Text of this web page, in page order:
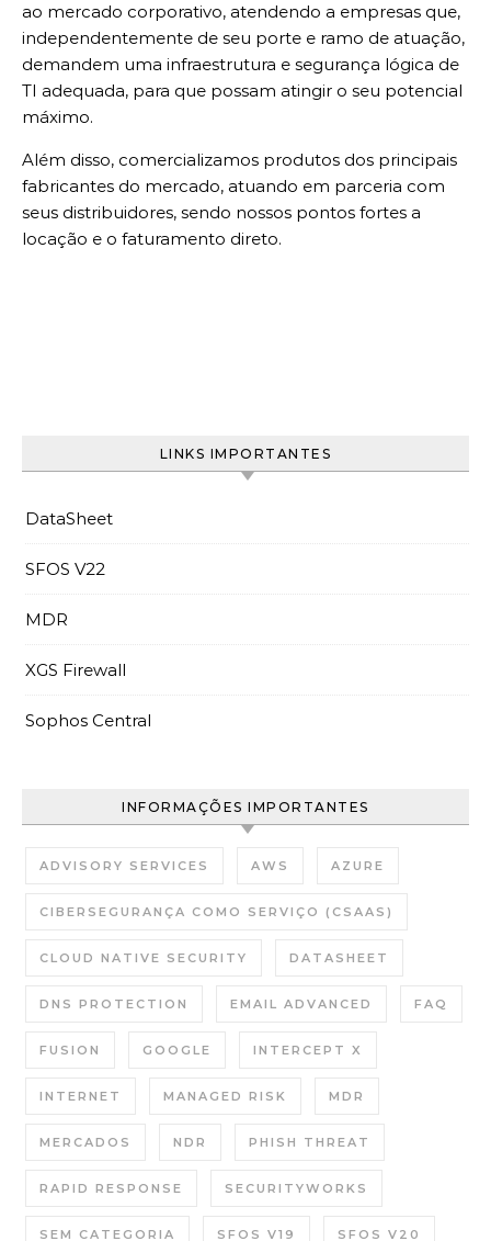
ao mercado corporativo, atendendo a empresas que,
independentemente de seu porte e ramo de atuação,
demandem uma infraestrutura e segurança lógica de
TI adequada, para que possam atingir o seu potencial
máximo.
Além disso, comercializamos produtos dos principais
fabricantes do mercado, atuando em parceria com
seus distribuidores, sendo nossos pontos fortes a
locação e o faturamento direto.
LINKS IMPORTANTES
DataSheet
SFOS V22
MDR
XGS Firewall
Sophos Central
INFORMAÇÕES IMPORTANTES
ADVISORY SERVICES AWS AZURE
CIBERSEGURANÇA COMO SERVIÇO (CSAAS)
CLOUD NATIVE SECURITY DATASHEET
DNS PROTECTION EMAIL ADVANCED FAQ
FUSION GOOGLE INTERCEPT X
INTERNET MANAGED RISK MDR
MERCADOS NDR PHISH THREAT
RAPID RESPONSE SECURITYWORKS
SEM CATEGORIA SFOS V19 SFOS V20